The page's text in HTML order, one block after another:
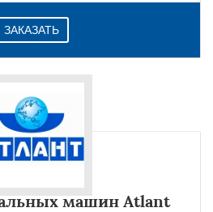
ЗАКАЗАТЬ
машин Atlant